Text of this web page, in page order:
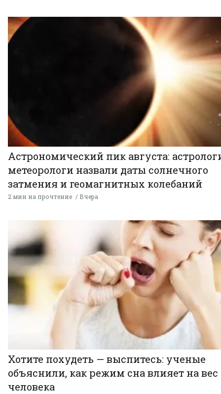
Астрономический пик августа:
метеорологи назвали даты солнечного
затмения и геомагнитных колебаний
2 мин на прочтение Вчера
Хотите похудеть — выспитесь: ученые
объяснили, как режим сна влияет на вес
человека